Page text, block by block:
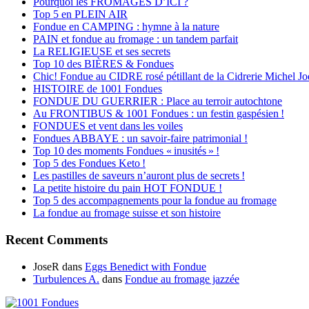
Top 5 en PLEIN AIR
Fondue en CAMPING : hymne à la nature
PAIN et fondue au fromage : un tandem parfait
La RELIGIEUSE et ses secrets
Top 10 des BIÈRES & Fondues
Chic! Fondue au CIDRE rosé pétillant de la Cidrerie Michel
HISTOIRE de 1001 Fondues
FONDUE DU GUERRIER : Place au terroir autochtone
Au FRONTIBUS & 1001 Fondues : un festin gaspésien !
FONDUES et vent dans les voiles
Fondues ABBAYE : un savoir-faire patrimonial !
Top 10 des moments Fondues « inusités » !
Top 5 des Fondues Keto !
Les pastilles de saveurs n’auront plus de secrets !
La petite histoire du pain HOT FONDUE !
Top 5 des accompagnements pour la fondue au fromage
La fondue au fromage suisse et son histoire
Recent Comments
JoseR dans Eggs Benedict with Fondue
Turbulences A. dans Fondue au fromage jazzée